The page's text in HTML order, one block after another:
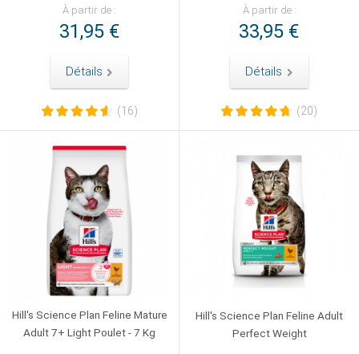
À partir de :
31,95 €
Détails
(16)
À partir de :
33,95 €
Détails
(20)
Hill's Science Plan Feline Mature
Adult 7+ Light Poulet - 7 Kg
Hill's Science Plan Feline Adult
Perfect Weight